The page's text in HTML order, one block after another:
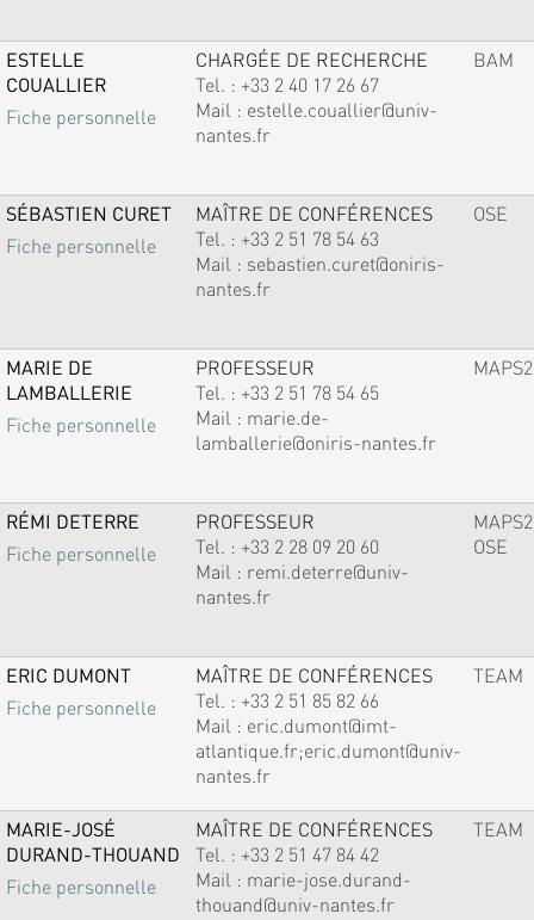
ESTELLE
COUALLIER
Fiche personnelle
CHARGÉE DE RECHERCHE
Tel. : +33 2 40 17 26 67
Mail : estelle.couallier@univ-
nantes.fr
BAM
SÉBASTIEN CURET
Fiche personnelle
MAÎTRE DE CONFÉRENCES
Tel. : +33 2 51 78 54 63
Mail : sebastien.curet@oniris-
nantes.fr
OSE
MARIE DE
LAMBALLERIE
Fiche personnelle
PROFESSEUR
Tel. : +33 2 51 78 54 65
Mail : marie.de-
lamballerie@oniris-nantes.fr
MAPS2
RÉMI DETERRE
Fiche personnelle
PROFESSEUR
Tel. : +33 2 28 09 20 60
Mail : remi.deterre@univ-
nantes.fr
MAPS2
OSE
ERIC DUMONT
Fiche personnelle
MAÎTRE DE CONFÉRENCES
Tel. : +33 2 51 85 82 66
Mail : eric.dumont@imt-
atlantique.fr;eric.dumont@univ-
nantes.fr
TEAM
MARIE-JOSÉ
DURAND-THOUAND
Fiche personnelle
MAÎTRE DE CONFÉRENCES
Tel. : +33 2 51 47 84 42
Mail : marie-jose.durand-
thouand@univ-nantes.fr
TEAM